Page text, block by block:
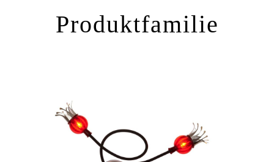
Produktfamilie